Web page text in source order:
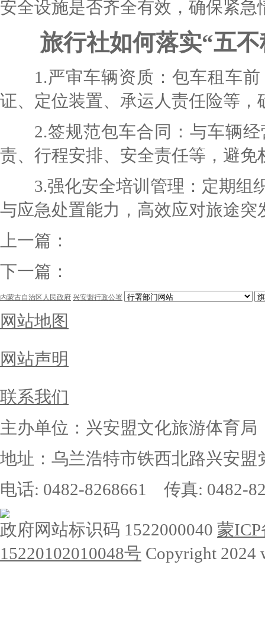
安全设施是否齐全有效，确保紧急
旅行社如何落实“五不
1.严审车辆资质：包车租车前
证、定位装置、承运人责任险等，
2.签规范包车合同：与车辆经
责、行程安排、安全责任等，避免
3.强化安全培训管理：定期组
与应急处置能力，高效应对旅途突
上一篇：
下一篇：
内蒙古自治区人民政府 兴安盟行政公署
网站地图
网站声明
联系我们
主办单位：兴安盟文化旅游体育局
地址：乌兰浩特市铁西北路兴安盟
电话: 0482-8268661 传真: 0482-
政府网站标识码 1522000040 蒙ICP
15220102010048号 Copyright 2024